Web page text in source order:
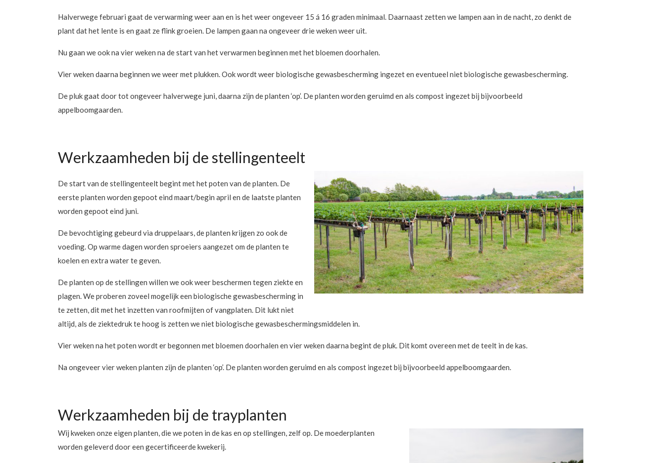
Halverwege februari gaat de verwarming weer aan en is het weer ongeveer 15 á 16 graden minimaal. Daarnaast zetten we lampen aan in de nacht, zo denkt de
plant dat het lente is en gaat ze flink groeien. De lampen gaan na ongeveer drie weken weer uit.
Nu gaan we ook na vier weken na de start van het verwarmen beginnen met het bloemen doorhalen.
Vier weken daarna beginnen we weer met plukken. Ook wordt weer biologische gewasbescherming ingezet en eventueel niet biologische gewasbescherming.
De pluk gaat door tot ongeveer halverwege juni, daarna zijn de planten ‘op’. De planten worden geruimd en als compost ingezet bij bijvoorbeeld
appelboomgaarden.
Werkzaamheden bij de stellingenteelt
De start van de stellingenteelt begint met het poten van de planten. De
eerste planten worden gepoot eind maart/begin april en de laatste planten
worden gepoot eind juni.
De bevochtiging gebeurd via druppelaars, de planten krijgen zo ook de
voeding. Op warme dagen worden sproeiers aangezet om de planten te
koelen en extra water te geven.
De planten op de stellingen willen we ook weer beschermen tegen ziekte en
plagen. We proberen zoveel mogelijk een biologische gewasbescherming in
te zetten, dit met het inzetten van roofmijten of vangplaten. Dit lukt niet
altijd, als de ziektedruk te hoog is zetten we niet biologische gewasbeschermingsmiddelen in.
Vier weken na het poten wordt er begonnen met bloemen doorhalen en vier weken daarna begint de pluk. Dit komt overeen met de teelt in de kas.
Na ongeveer vier weken planten zijn de planten ‘op’. De planten worden geruimd en als compost ingezet bij bijvoorbeeld appelboomgaarden.
Werkzaamheden bij de trayplanten
Wij kweken onze eigen planten, die we poten in de kas en op stellingen, zelf op. De moederplanten
worden geleverd door een gecertificeerde kwekerij.